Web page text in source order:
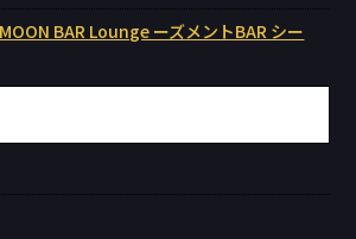
BAR Lounge ーズメントBAR シー